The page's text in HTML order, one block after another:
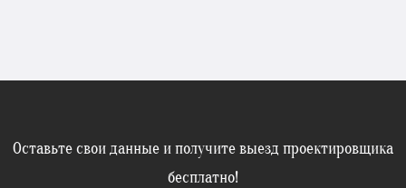
Оставьте свои данные и получите выезд проектировщика
бесплатно!